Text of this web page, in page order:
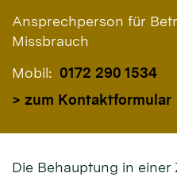
Ansprechperson für
Missbrauch
Mobil: 0172 290 1534
> zum Kontaktformular
Die Behauptung in